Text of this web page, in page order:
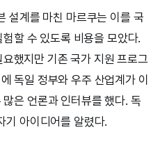
설계를 마친 마르쿠는 이를 국
할 수 있도록 비용을 모았다.
했지만 기존 국가 지원 프로그
독일 정부와 우주 산업계가 이
은 언론과 인터뷰를 했다. 독
기 아이디어를 알렸다.